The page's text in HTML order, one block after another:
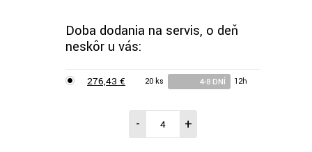
Doba dodania na servis, o deň
neskôr u vás:
276,43 € 20 ks 4-8 DNÍ 12h
- +